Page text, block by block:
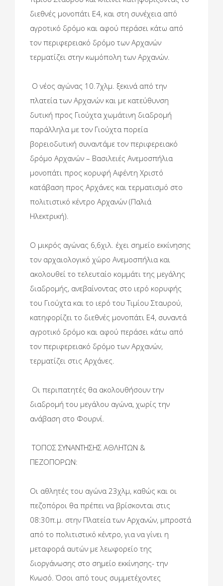
διεθνές μονοπάτι Ε4, και στη συνέχεια από
αγροτικό δρόμο και αφού περάσει κάτω από
τον περιφερειακό δρόμο των Αρχανών
τερματίζει στην κωμόπολη των Αρχανών.
Ο νέος αγώνας 10.7χλμ. ξεκινά από την
πλατεία των Αρχανών και με κατεύθυνση
δυτική προς Γιούχτα χωμάτινη διαδρομή
παράλληλα με τον Γιούχτα πορεία
βορειοδυτική συναντάμε τον περιφερειακό
δρόμο Αρχανών – Βασιλειές Ανεμοσπήλια
μονοπάτι προς κορυφή Αφέντη Χριστό
κατάβαση προς Αρχάνες και τερματισμό στο
πολιτιστικό κέντρο Αρχανών (Παλιά
Ηλεκτρική).
Ο μικρός αγώνας 6,6χιλ. έχει σημείο εκκίνησης
τον αρχαιολογικό χώρο Ανεμοσπήλια και
ακολουθεί το τελευταίο κομμάτι της μεγάλης
διαδρομής, ανεβαίνοντας στο ιερό κορυφής
του Γιούχτα και το ιερό του Τιμίου Σταυρού,
κατηφορίζει το διεθνές μονοπάτι Ε4, συναντά
αγροτικό δρόμο και αφού περάσει κάτω από
τον περιφερειακό δρόμο των Αρχανών,
τερματίζει στις Αρχάνες.
Οι περιπατητές θα ακολουθήσουν την
διαδρομή του μεγάλου αγώνα, χωρίς την
ανάβαση στο Φουρνί.
ΤΟΠΟΣ ΣΥΝΑΝΤΗΣΗΣ ΑΘΛΗΤΩΝ &
ΠΕΖΟΠΟΡΩΝ:
Οι αθλητές του αγώνα 23χλμ, καθώς και οι
πεζοπόροι θα πρέπει να βρίσκονται στις
08:30π.μ. στην Πλατεία των Αρχανών, μπροστά
από το πολιτιστικό κέντρο, για να γίνει η
μεταφορά αυτών με λεωφορείο της
διοργάνωσης στο σημείο εκκίνησης- την
Κνωσό. Όσοι από τους συμμετέχοντες